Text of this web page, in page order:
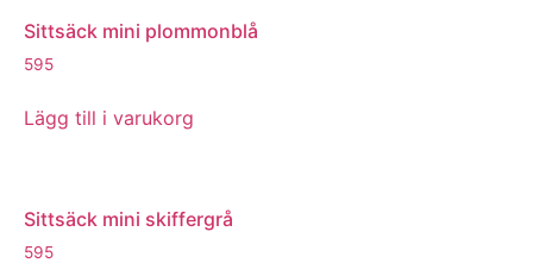
Sittsäck mini plommonblå
595
Lägg till i varukorg
Sittsäck mini skiffergrå
595